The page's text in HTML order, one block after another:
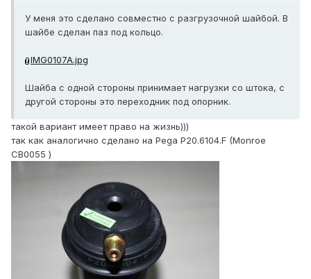
У меня это сделано совместно с разгрузочной шайбой. В
шайбе сделан паз под кольцо.
IMG0107A.jpg
Шайба с одной стороны принимает нагрузки со штока, с
другой стороны это переходник под опорник.
такой вариант имеет право на жизнь)))
так как аналогично сделано на Pega P20.6104.F (Monroe
CB0055 )